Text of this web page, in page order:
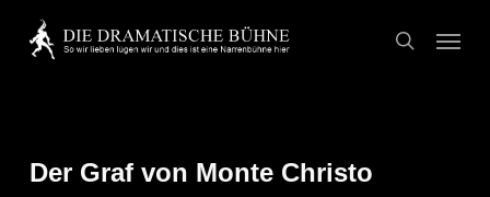
main
search
Menu
Der Graf von Monte Christo